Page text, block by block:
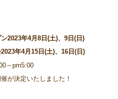
2023年4月8日(土)、9日(日)
年4月15日(土)、16日(日)
～pm5:00
が決定いたしました！